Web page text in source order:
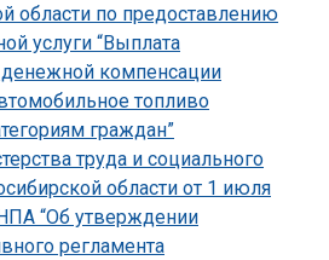
области по предоставлению
услуги “Выплата
компенсации
топливо
граждан”
труда и социального
области от 1 июля
“Об утверждении
регламента